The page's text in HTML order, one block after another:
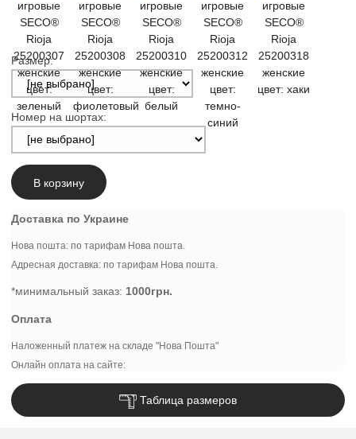
Размер:
Номер на шортах:
В корзину
Доставка по Украине
Нова пошта: по тарифам Нова пошта.
Адресная доставка: по тарифам Нова пошта.
*минимальный заказ: 1000грн.
Оплата
Наложенный платеж на складе "Нова Пошта"
Онлайн оплата на сайте:
Таблица размеров